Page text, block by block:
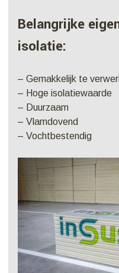
Belangrijke
isolatie:
– Gemakkelijk te
– Hoge isolatiewaarde
– Duurzaam
– Vlamdovend
– Vochtbestendig